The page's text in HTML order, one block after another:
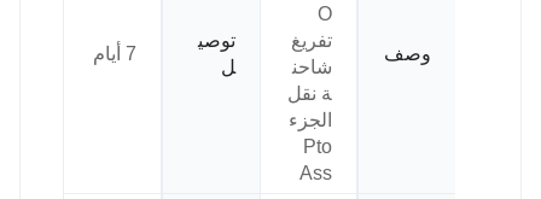
وصف
O
تفريغ
شاحن
ة نقل
الجزء
Pto
Ass
توصي
ل
7 أيام